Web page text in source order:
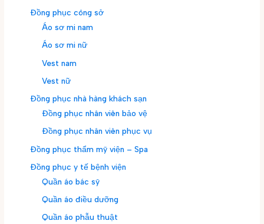
Đồng phục công sở
Áo sơ mi nam
Áo sơ mi nữ
Vest nam
Vest nữ
Đồng phục nhà hàng khách sạn
Đồng phục nhân viên bảo vệ
Đồng phục nhân viên phục vụ
Đồng phục thẩm mỹ viện – Spa
Đồng phục y tế bệnh viện
Quần áo bác sỹ
Quần áo điều dưỡng
Quần áo phẫu thuật